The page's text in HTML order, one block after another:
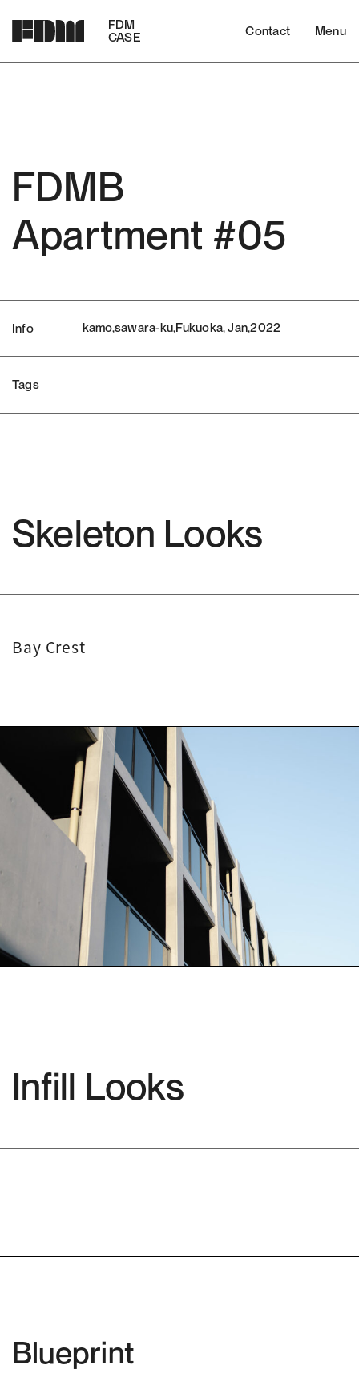
FDM
CASE
Contact Menu
FDMB
Apartment #05
Info kamo,sawara-ku,Fukuoka, Jan,2022
Tags
Skeleton Looks
Bay Crest
Infill Looks
Blueprint